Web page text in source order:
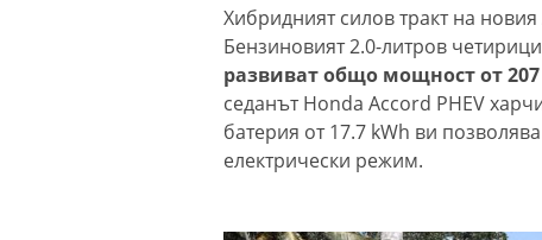
Хибридният силов тракт на
Бензиновият 2.0-литров
развиват общо мощност от
седанът Honda Accord PHEV
батерия от 17.7 kWh ви
електрически режим.